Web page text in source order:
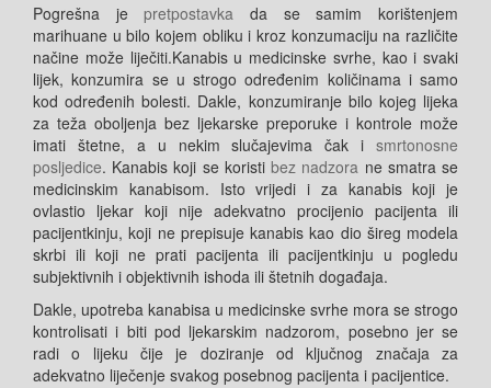
Pogrešna jepretpostavka da se samim korištenjem
marihuane u bilo kojem obliku i kroz konzumaciju na različite
načine može liječiti.Kanabis u medicinske svrhe, kao i svaki
lijek, konzumira se u strogo određenim količinama i samo
kod određenih bolesti. Dakle, konzumiranje bilo kojeg lijeka
za teža oboljenja bez ljekarske preporuke i kontrole može
imati štetne, a u nekim slučajevima čak i smrtonosne
posljedice. Kanabis koji se koristi bez nadzora ne smatra se
medicinskim kanabisom. Isto vrijedi i za kanabis koji je
ovlastio ljekar koji nije adekvatno procijenio pacijenta ili
pacijentkinju, koji ne prepisuje kanabis kao dio šireg modela
skrbi ili koji ne prati pacijenta ili pacijentkinju u pogledu
subjektivnih i objektivnih ishoda ili štetnih događaja.
Dakle, upotreba kanabisa u medicinske svrhe mora se strogo
kontrolisati i biti pod ljekarskim nadzorom, posebno jer se
radi o lijeku čije je doziranje od ključnog značaja za
adekvatno liječenje svakog posebnog pacijenta i pacijentice.